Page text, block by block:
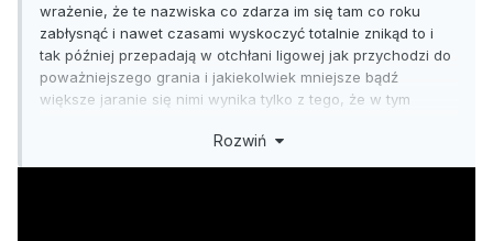
wrażenie, że te nazwiska co zdarza im się tam co roku
zabłysnąć i nawet czasami wyskoczyć totalnie znikąd to i
tak później przepadają w otchłani ligowej jak przychodzi do
poważniejszego grania i jakiekolwiek mniejsze bądź
większe jaranie się nimi wynika tylko z tego, że w tym
NBA. Dlatego super, że w tym roku jest Olimpiada, to
chociaż będzie można pooglądać trochę koszykówki na
Rozwiń